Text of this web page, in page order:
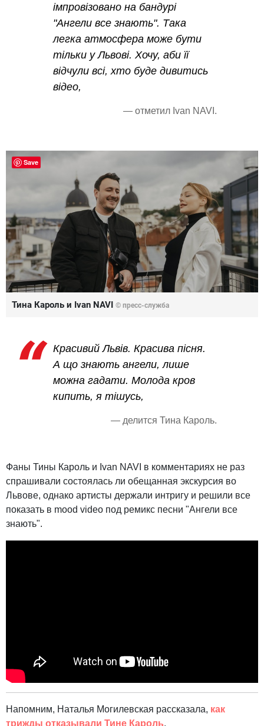
імпровізовано на бандурі
"Ангели все знають". Така
легка атмосфера може бути
тільки у Львові. Хочу, аби її
відчули всі, хто буде дивитись
відео,
— отметил Ivan NAVI.
Тина Кароль и Ivan NAVI © пресс-служба
Красивий Львів. Красива пісня.
А що знають ангели, лише
можна гадати. Молода кров
кипить, я тішусь,
— делится Тина Кароль.
Фаны Тины Кароль и Ivan NAVI в комментариях не раз
спрашивали состоялась ли обещанная экскурсия во
Львове, однако артисты держали интригу и решили все
показать в mood video под ремикс песни "Ангели все
знають".
Напомним, Наталья Могилевская рассказала, как
трижды отказывали Тине Кароль.
Save